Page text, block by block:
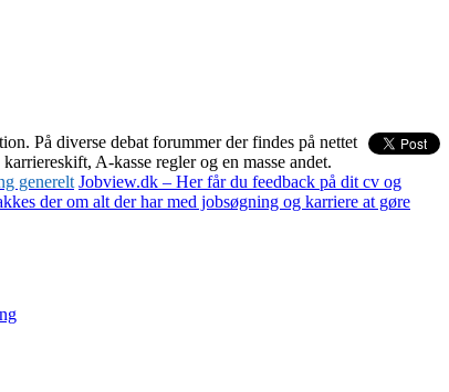
På diverse debat forummer der findes på nettet
A-kasse regler og en masse andet.
generelt Jobview.dk – Her får du feedback på dit cv og
der om alt der har med jobsøgning og karriere at gøre